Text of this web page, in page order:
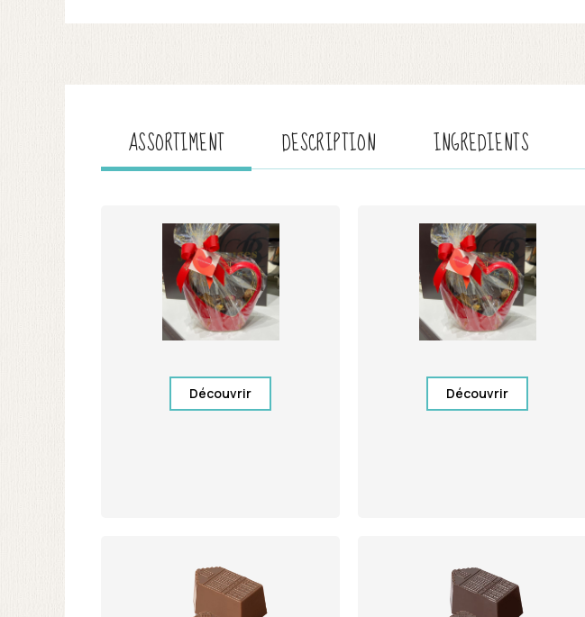
ASSORTIMENT DESCRIPTION INGREDIENTS
Découvrir Découvrir